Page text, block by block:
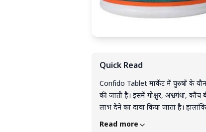
Quick Read
Confido Tablet मार्केट में पुरुषों के
की जाती है। इसमें गोक्षुर, अश्वगंधा, कौंच
लाभ देने का दावा किया जाता है।
सकता है। लंबी अवधि तक बिना डॉक्टर
Read more